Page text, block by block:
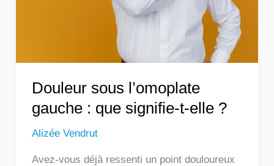
Douleur sous l’omoplate
gauche : que signifie-t-elle ?
Alizée Vendrut
Avez-vous déjà ressenti un point douloureux
?